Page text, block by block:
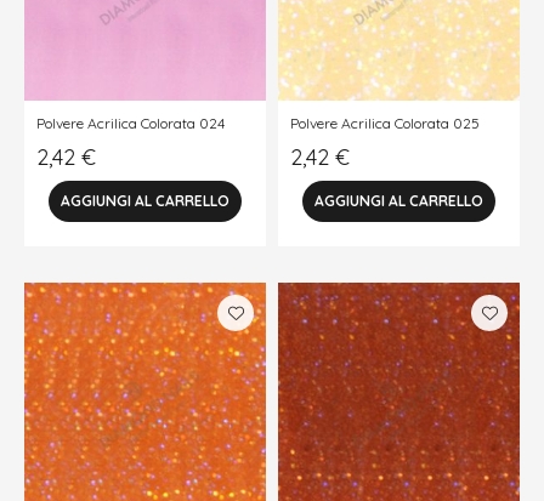
Polvere Acrilica Colorata 024
2,42 €
Polvere Acrilica Colorata 025
2,42 €